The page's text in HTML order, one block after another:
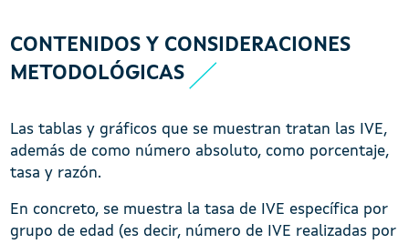
CONTENIDOS Y CONSIDERACIONES
METODOLÓGICAS
Las tablas y gráficos que se muestran tratan las IVE,
además de como número absoluto, como porcentaje,
tasa y razón.
En concreto, se muestra la tasa de IVE específica por
grupo de edad (es decir, número de IVE realizadas por